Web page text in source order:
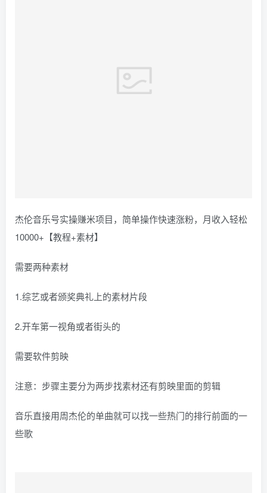
杰伦音乐号实操赚米项目，简单操作快速涨粉，月收入轻松
10000+【教程+素材】
需要两种素材
1.综艺或者颁奖典礼上的素材片段
2.开车第一视角或者街头的
需要软件剪映
注意：步骤主要分为两步找素材还有剪映里面的剪辑
音乐直接用周杰伦的单曲就可以找一些热门的排行前面的一
些歌